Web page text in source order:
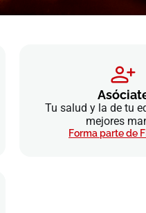
Tu salud y la de tu
mejores
Forma parte de